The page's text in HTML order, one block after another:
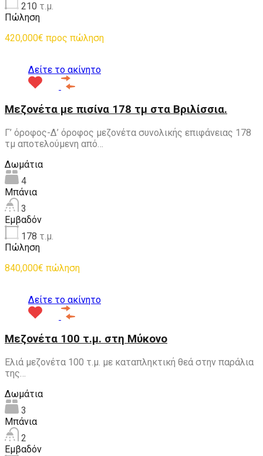
210 τ.μ.
Πώληση
420,000€ προς πώληση
Δείτε το ακίνητο
Μεζονέτα με πισίνα 178 τμ στα Βριλίσσια.
Γ’ όροφος-Δ’ όροφος μεζονέτα συνολικής επιφάνειας 178
τμ αποτελούμενη από…
Δωμάτια
4
Μπάνια
3
Εμβαδόν
178 τ.μ.
Πώληση
840,000€ πώληση
Δείτε το ακίνητο
Μεζονέτα 100 τ.μ. στη Μύκονο
Ελιά μεζονέτα 100 τ.μ. με καταπληκτική θεά στην παράλια
της…
Δωμάτια
3
Μπάνια
2
Εμβαδόν